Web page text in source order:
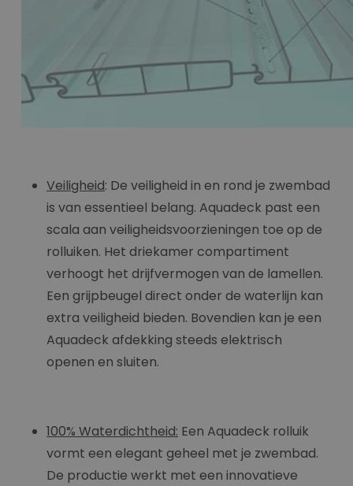
Veiligheid: De veiligheid in en rond je zwembad
is van essentieel belang. Aquadeck past een
scala aan veiligheidsvoorzieningen toe op de
rolluiken. Het driekamer compartiment
verhoogt het drijfvermogen van de lamellen.
Een grijpbeugel direct onder de waterlijn kan
extra veiligheid bieden. Bovendien kan je een
Aquadeck afdekking steeds elektrisch
openen en sluiten.
100% Waterdichtheid: Een Aquadeck rolluik
vormt een elegant geheel met je zwembad.
De productie werkt met een innovatieve